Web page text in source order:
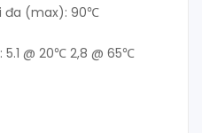
đa (max): 90℃
@ 20℃ 2,8 @ 65℃